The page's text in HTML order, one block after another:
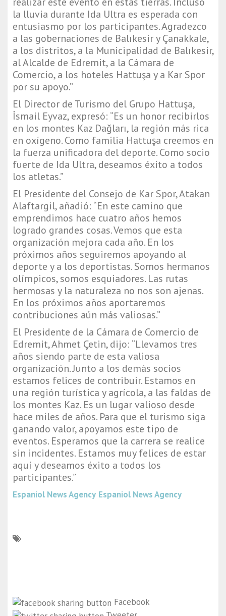
la lluvia durante Ida Ultra es esperada con
entusiasmo por los participantes. Agradezco
a las gobernaciones de Balıkesir y Çanakkale,
a los distritos, a la Municipalidad de Balıkesir,
al Alcalde de Edremit, a la Cámara de
Comercio, a los hoteles Hattuşa y a Kar Spor
por su apoyo.”
El Director de Turismo del Grupo Hattuşa,
İsmail Eyvaz, expresó: “Es un honor recibirlos
en los montes Kaz Dağları, la región más rica
en oxígeno. Como familia Hattuşa creemos en
la fuerza unificadora del deporte. Como socio
fuerte de Ida Ultra, deseamos éxito a todos
los atletas.”
El Presidente del Consejo de Kar Spor, Atakan
Alaftargil, añadió: “En este camino que
emprendimos hace cuatro años hemos
logrado grandes cosas. Vemos que esta
organización mejora cada año. En los
próximos años seguiremos apoyando al
deporte y a los deportistas. Somos hermanos
olímpicos, somos esquiadores. Las rutas
hermosas y la naturaleza no nos son ajenas.
En los próximos años aportaremos
contribuciones aún más valiosas.”
El Presidente de la Cámara de Comercio de
Edremit, Ahmet Çetin, dijo: “Llevamos tres
años siendo parte de esta valiosa
organización. Junto a los demás socios
estamos felices de contribuir. Estamos en
una región turística y agrícola, a las faldas de
los montes Kaz. Es un lugar valioso desde
hace miles de años. Para que el turismo siga
ganando valor, apoyamos este tipo de
eventos. Esperamos que la carrera se realice
sin incidentes. Estamos muy felices de estar
aquí y deseamos éxito a todos los
participantes.”
Espaniol News Agency Espaniol News Agency
Facebook